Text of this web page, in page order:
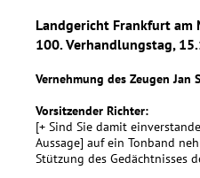
Landgericht Frankfurt am
100. Verhandlungstag,
Vernehmung des Zeugen Jan
Vorsitzender Richter:
[+ Sind Sie damit
Aussage] auf ein Tonband
Stützung des Gedächtnisses